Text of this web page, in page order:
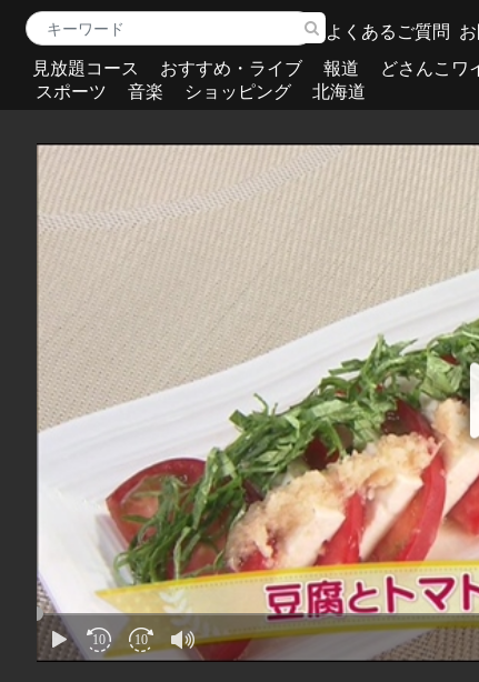
よくあるご質問
見放題コース おすすめ・ライブ 報道 どさんこワ
スポーツ
音楽 ショッピング 北海道
10 10